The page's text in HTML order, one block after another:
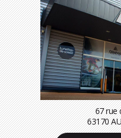
67 rue
63170